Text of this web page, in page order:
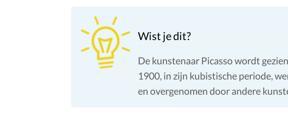
Wist je dit?
De kunstenaar Picasso wordt
1900, in zijn kubistische periode,
en overgenomen door andere